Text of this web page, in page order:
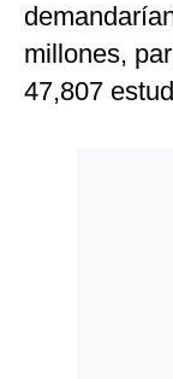
millones,
47,807